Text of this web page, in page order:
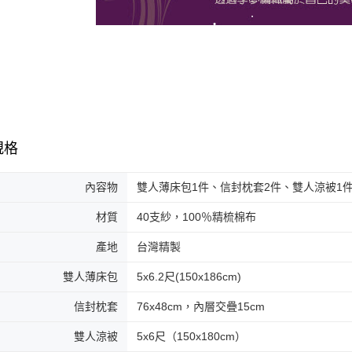
格
內容物 雙人薄床包1件、信封枕套2件、雙人涼被1
材質 40支紗，100％精梳棉布
產地 台灣精製
雙人薄床包 5x6.2尺(150x186cm)
信封枕套 76x48cm，內層交疊15cm
雙人涼被 5x6尺（150x180cm）